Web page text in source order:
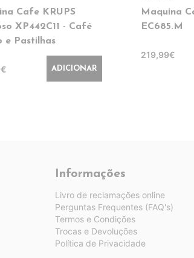
Cafe KRUPS
XP442C11 - Café
e Pastilhas
ADICIONAR
Maquina
EC685.M
219,99€
Informações
Livro de reclamações online
Perguntas Frequentes (FAQ's)
Termos e Condições
Trocas e Devoluções
Política de Privacidade